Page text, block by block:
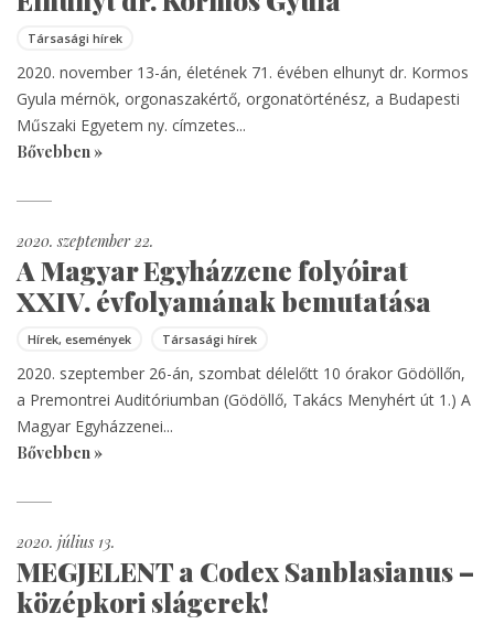
Társasági hírek
2020. november 13-án, életének 71. évében elhunyt dr. Kormos
Gyula mérnök, orgonaszakértő, orgonatörténész, a Budapesti
Műszaki Egyetem ny. címzetes...
Bővebben »
2020. szeptember 22.
A Magyar Egyházzene folyóirat
XXIV. évfolyamának bemutatása
Hírek, események Társasági hírek
2020. szeptember 26-án, szombat délelőtt 10 órakor Gödöllőn,
a Premontrei Auditóriumban (Gödöllő, Takács Menyhért út 1.) A
Magyar Egyházzenei...
Bővebben »
2020. július 13.
MEGJELENT a Codex Sanblasianus –
középkori slágerek!